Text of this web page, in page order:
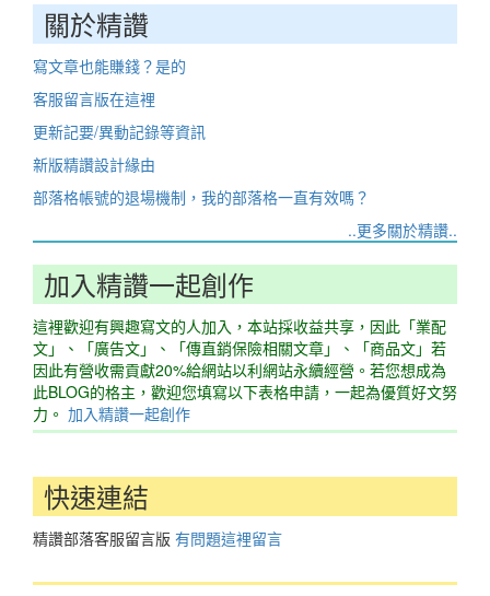
關於精讚
寫文章也能賺錢？是的
客服留言版在這裡
更新記要/異動記錄等資訊
新版精讚設計緣由
部落格帳號的退場機制，我的部落格一直有效嗎？
..更多關於精讚..
加入精讚一起創作
這裡歡迎有興趣寫文的人加入，本站採收益共享，因此「業配
文」、「廣告文」、「傳直銷保險相關文章」、「商品文」若
因此有營收需貢獻20%給網站以利網站永續經營。若您想成為
此BLOG的格主，歡迎您填寫以下表格申請，一起為優質好文努
力。 加入精讚一起創作
快速連結
精讚部落客服留言版 有問題這裡留言